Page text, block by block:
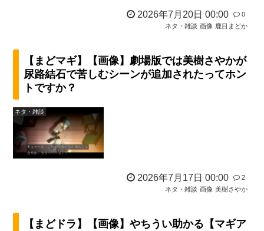
2026年7月20日 00:00
0
ネタ・雑談 画像 鹿目まどか
【まどマギ】【画像】劇場版では美樹さやかが
尿路結石で苦しむシーンが追加されたってホン
トですか？
ネタ・雑談
2026年7月17日 00:00
2
ネタ・雑談 画像 美樹さやか
【まどドラ】【画像】やちうい助かる【マギア